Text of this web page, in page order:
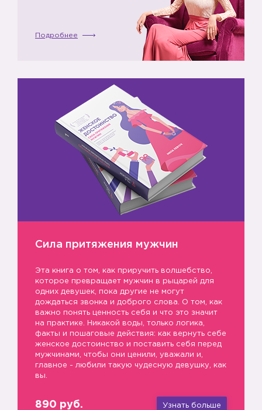
📚
Подробнее
Сила притяжения мужчин
Эта книга о том, как приручить волшебство,
которое превращает мужчин в рыцарей для
одних девушек, пока другие не могут
дождаться звонка и доброго слова. О том, как
важно понять ценность себя и что это значит
на практике. Никакой воды, только логика,
факты и пошаговые действия: как вернуть себе
женское достоинство и поставить себя перед
мужчинами, чтобы они ценили, уважали и,
главное - любили такую чудесную девушку, как
вы.
890 руб. Узнать больше